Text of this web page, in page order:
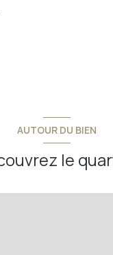
AUTOUR DU BIEN
le